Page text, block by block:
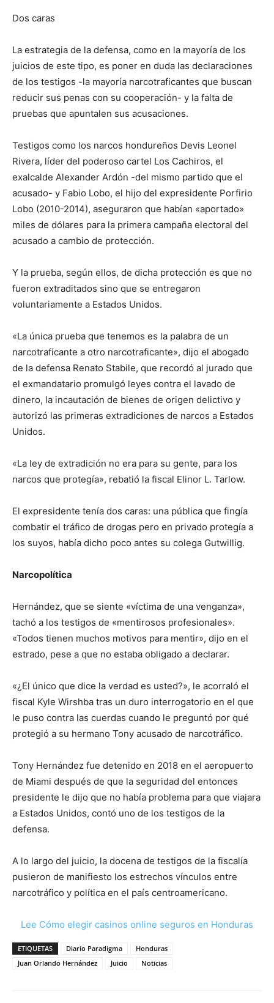
Dos caras
La estrategia de la defensa, como en la mayoría de los
juicios de este tipo, es poner en duda las declaraciones
de los testigos -la mayoría narcotraficantes que buscan
reducir sus penas con su cooperación- y la falta de
pruebas que apuntalen sus acusaciones.
Testigos como los narcos hondureños Devis Leonel
Rivera, líder del poderoso cartel Los Cachiros, el
exalcalde Alexander Ardón -del mismo partido que el
acusado- y Fabio Lobo, el hijo del expresidente Porfirio
Lobo (2010-2014), aseguraron que habían «aportado»
miles de dólares para la primera campaña electoral del
acusado a cambio de protección.
Y la prueba, según ellos, de dicha protección es que no
fueron extraditados sino que se entregaron
voluntariamente a Estados Unidos.
«La única prueba que tenemos es la palabra de un
narcotraficante a otro narcotraficante», dijo el abogado
de la defensa Renato Stabile, que recordó al jurado que
el exmandatario promulgó leyes contra el lavado de
dinero, la incautación de bienes de origen delictivo y
autorizó las primeras extradiciones de narcos a Estados
Unidos.
«La ley de extradición no era para su gente, para los
narcos que protegía», rebatió la fiscal Elinor L. Tarlow.
El expresidente tenía dos caras: una pública que fingía
combatir el tráfico de drogas pero en privado protegía a
los suyos, había dicho poco antes su colega Gutwillig.
Narcopolítica
Hernández, que se siente «víctima de una venganza»,
tachó a los testigos de «mentirosos profesionales».
«Todos tienen muchos motivos para mentir», dijo en el
estrado, pese a que no estaba obligado a declarar.
«¿El único que dice la verdad es usted?», le acorraló el
fiscal Kyle Wirshba tras un duro interrogatorio en el que
le puso contra las cuerdas cuando le preguntó por qué
protegió a su hermano Tony acusado de narcotráfico.
Tony Hernández fue detenido en 2018 en el aeropuerto
de Miami después de que la seguridad del entonces
presidente le dijo que no había problema para que viajara
a Estados Unidos, contó uno de los testigos de la
defensa.
A lo largo del juicio, la docena de testigos de la fiscalía
pusieron de manifiesto los estrechos vínculos entre
narcotráfico y política en el país centroamericano.
Lee Cómo elegir casinos online seguros en Honduras
ETIQUETAS Diario Paradigma
Honduras
Juan Orlando Hernández
Juicio Noticias